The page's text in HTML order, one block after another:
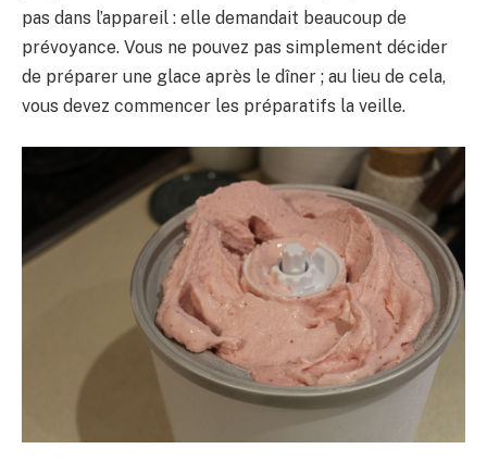
pas dans l’appareil : elle demandait beaucoup de
prévoyance. Vous ne pouvez pas simplement décider
de préparer une glace après le dîner ; au lieu de cela,
vous devez commencer les préparatifs la veille.